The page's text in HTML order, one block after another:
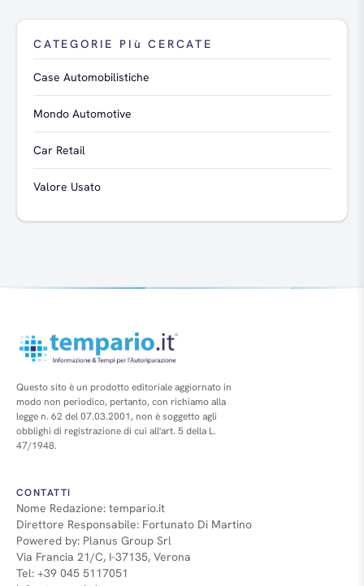
utilizzato a beneficio sia delle aziende…
CATEGORIE PIù CERCATE
Case Automobilistiche
Mondo Automotive
Car Retail
Valore Usato
Questo sito è un prodotto editoriale aggiornato in
modo non periodico, pertanto, con richiamo alla
legge n. 62 del 07.03.2001, non è soggetto agli
obblighi di registrazione di cui all'art. 5 della L.
47/1948.
CONTATTI
Nome Redazione: tempario.it
Direttore Responsabile: Fortunato Di Martino
Powered by: Planus Group Srl
Via Francia 21/C, I-37135, Verona
Tel: +39 045 5117051